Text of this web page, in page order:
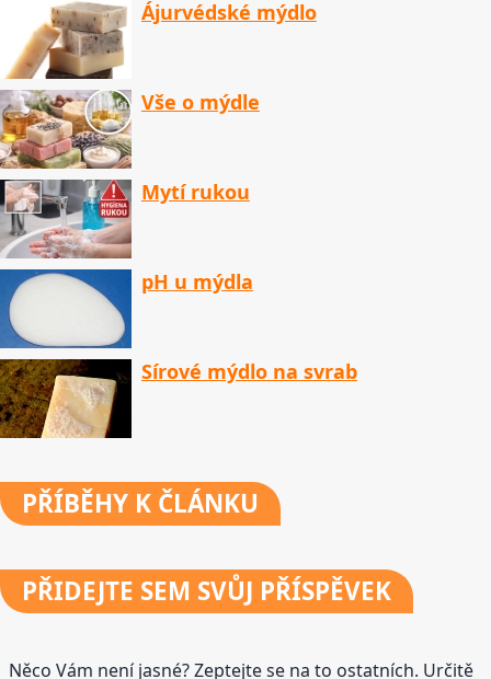
Ájurvédské mýdlo
Vše o mýdle
Mytí rukou
pH u mýdla
Sírové mýdlo na svrab
PŘÍBĚHY K ČLÁNKU
PŘIDEJTE SEM SVŮJ PŘÍSPĚVEK
Něco Vám není jasné? Zeptejte se na to ostatních. Určitě